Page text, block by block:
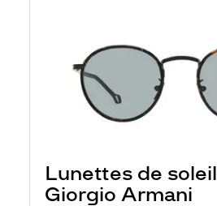
Lunettes de soleil
Giorgio Armani